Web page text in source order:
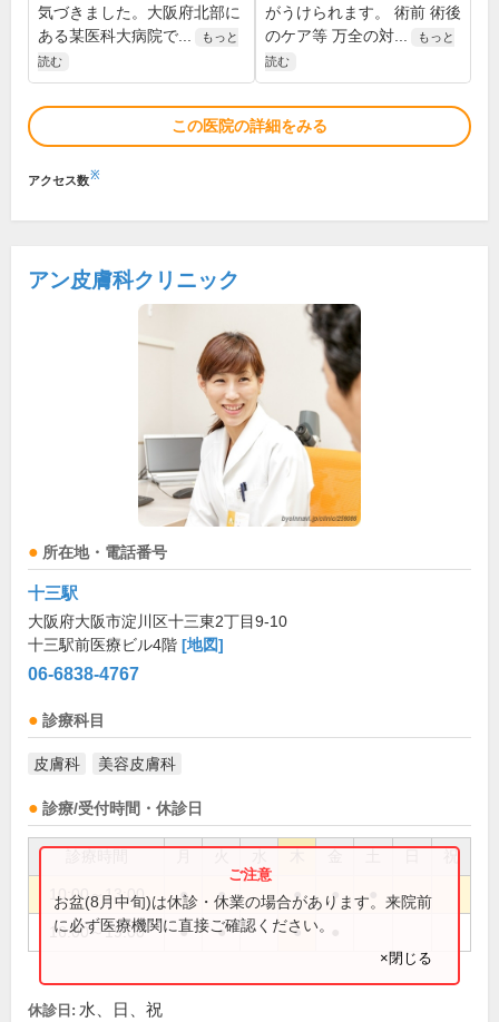
気づきました。大阪府北部に
ある某医科大病院で...
もっと
読む
がうけられます。 術前 術後
のケア等 万全の対...
もっと
読む
この医院の詳細をみる
アクセス数※
アン皮膚科クリニック
所在地・電話番号
十三駅
大阪府大阪市淀川区十三東2丁目9-10
十三駅前医療ビル4階 [地図]
06-6838-4767
診療科目
皮膚科 美容皮膚科
診療/受付時間・休診日
祝
10:00～13:00 ● ● ● ●
16:00～19:00 ● ● ●
お盆(8月中旬)は休診・休業の場合があります。来院前
に必ず医療機関に直接ご確認ください。
×閉じる
休診日: 水、日、祝